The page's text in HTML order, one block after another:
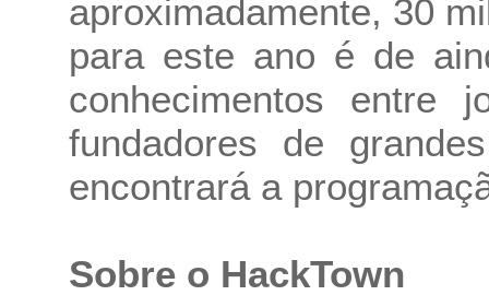
aproximadamente, 30
para este ano é de
conhecimentos entre
fundadores de
encontrará a
Sobre o HackTown